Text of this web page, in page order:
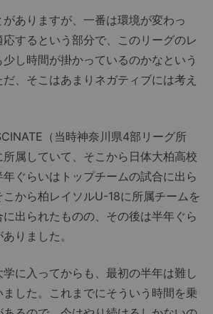
ありますが、一番は環境が変わっ
するという部分で、このリーグのレ
し時間が掛かっているのかなという
、そこはあまりネガティブには考え
（当時神奈川県4部リーグ所
属していて、そこから日体大柏高校
ぐらいはトップチームの試合に出ら
から柏レイソルU-18に所属チームを
出られたものの、その後は半年ぐら
りました。
に入ってからも、最初の半年は難し
した。これまでにそういう時間を乗